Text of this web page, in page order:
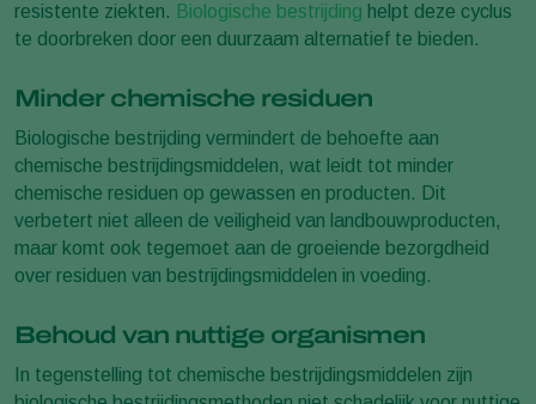
resistente ziekten. Biologische bestrijding helpt deze cyclus
te doorbreken door een duurzaam alternatief te bieden.
Minder chemische residuen
Biologische bestrijding vermindert de behoefte aan
chemische bestrijdingsmiddelen, wat leidt tot minder
chemische residuen op gewassen en producten. Dit
verbetert niet alleen de veiligheid van landbouwproducten,
maar komt ook tegemoet aan de groeiende bezorgdheid
over residuen van bestrijdingsmiddelen in voeding.
Behoud van nuttige organismen
In tegenstelling tot chemische bestrijdingsmiddelen zijn